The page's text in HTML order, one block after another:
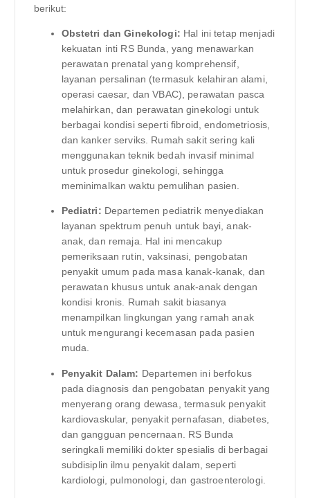
berikut:
Obstetri dan Ginekologi: Hal ini tetap menjadi
kekuatan inti RS Bunda, yang menawarkan
perawatan prenatal yang komprehensif,
layanan persalinan (termasuk kelahiran alami,
operasi caesar, dan VBAC), perawatan pasca
melahirkan, dan perawatan ginekologi untuk
berbagai kondisi seperti fibroid, endometriosis,
dan kanker serviks. Rumah sakit sering kali
menggunakan teknik bedah invasif minimal
untuk prosedur ginekologi, sehingga
meminimalkan waktu pemulihan pasien.
Pediatri: Departemen pediatrik menyediakan
layanan spektrum penuh untuk bayi, anak-
anak, dan remaja. Hal ini mencakup
pemeriksaan rutin, vaksinasi, pengobatan
penyakit umum pada masa kanak-kanak, dan
perawatan khusus untuk anak-anak dengan
kondisi kronis. Rumah sakit biasanya
menampilkan lingkungan yang ramah anak
untuk mengurangi kecemasan pada pasien
muda.
Penyakit Dalam: Departemen ini berfokus
pada diagnosis dan pengobatan penyakit yang
menyerang orang dewasa, termasuk penyakit
kardiovaskular, penyakit pernafasan, diabetes,
dan gangguan pencernaan. RS Bunda
seringkali memiliki dokter spesialis di berbagai
subdisiplin ilmu penyakit dalam, seperti
kardiologi, pulmonologi, dan gastroenterologi.